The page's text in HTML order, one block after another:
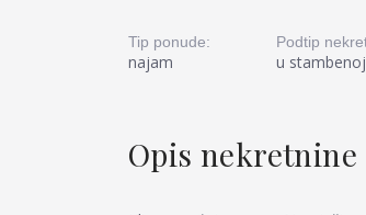
Tip ponude:
najam
Podtip
u
Opis nekretnine